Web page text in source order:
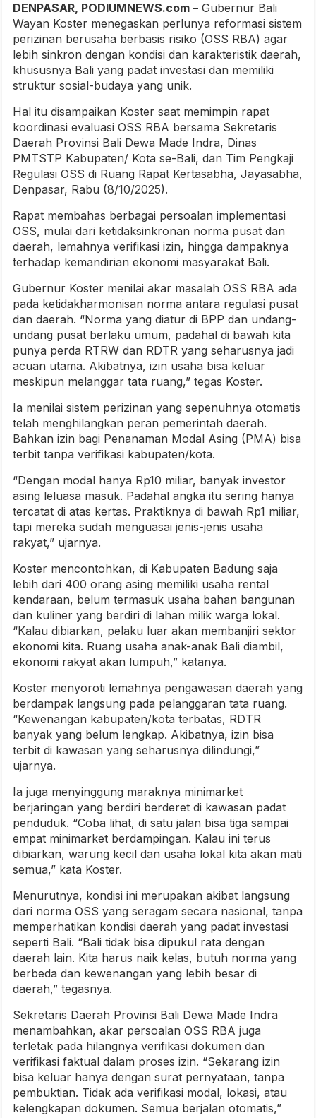
DENPASAR, PODIUMNEWS.com – Gubernur Bali
Wayan Koster menegaskan perlunya reformasi sistem
perizinan berusaha berbasis risiko (OSS RBA) agar
lebih sinkron dengan kondisi dan karakteristik daerah,
khususnya Bali yang padat investasi dan memiliki
struktur sosial-budaya yang unik.
Hal itu disampaikan Koster saat memimpin rapat
koordinasi evaluasi OSS RBA bersama Sekretaris
Daerah Provinsi Bali Dewa Made Indra, Dinas
PMTSTP Kabupaten/ Kota se-Bali, dan Tim Pengkaji
Regulasi OSS di Ruang Rapat Kertasabha, Jayasabha,
Denpasar, Rabu (8/10/2025).
Rapat membahas berbagai persoalan implementasi
OSS, mulai dari ketidaksinkronan norma pusat dan
daerah, lemahnya verifikasi izin, hingga dampaknya
terhadap kemandirian ekonomi masyarakat Bali.
Gubernur Koster menilai akar masalah OSS RBA ada
pada ketidakharmonisan norma antara regulasi pusat
dan daerah. “Norma yang diatur di BPP dan undang-
undang pusat berlaku umum, padahal di bawah kita
punya perda RTRW dan RDTR yang seharusnya jadi
acuan utama. Akibatnya, izin usaha bisa keluar
meskipun melanggar tata ruang,” tegas Koster.
Ia menilai sistem perizinan yang sepenuhnya otomatis
telah menghilangkan peran pemerintah daerah.
Bahkan izin bagi Penanaman Modal Asing (PMA) bisa
terbit tanpa verifikasi kabupaten/kota.
“Dengan modal hanya Rp10 miliar, banyak investor
asing leluasa masuk. Padahal angka itu sering hanya
tercatat di atas kertas. Praktiknya di bawah Rp1 miliar,
tapi mereka sudah menguasai jenis-jenis usaha
rakyat,” ujarnya.
Koster mencontohkan, di Kabupaten Badung saja
lebih dari 400 orang asing memiliki usaha rental
kendaraan, belum termasuk usaha bahan bangunan
dan kuliner yang berdiri di lahan milik warga lokal.
“Kalau dibiarkan, pelaku luar akan membanjiri sektor
ekonomi kita. Ruang usaha anak-anak Bali diambil,
ekonomi rakyat akan lumpuh,” katanya.
Koster menyoroti lemahnya pengawasan daerah yang
berdampak langsung pada pelanggaran tata ruang.
“Kewenangan kabupaten/kota terbatas, RDTR
banyak yang belum lengkap. Akibatnya, izin bisa
terbit di kawasan yang seharusnya dilindungi,”
ujarnya.
Ia juga menyinggung maraknya minimarket
berjaringan yang berdiri berderet di kawasan padat
penduduk. “Coba lihat, di satu jalan bisa tiga sampai
empat minimarket berdampingan. Kalau ini terus
dibiarkan, warung kecil dan usaha lokal kita akan mati
semua,” kata Koster.
Menurutnya, kondisi ini merupakan akibat langsung
dari norma OSS yang seragam secara nasional, tanpa
memperhatikan kondisi daerah yang padat investasi
seperti Bali. “Bali tidak bisa dipukul rata dengan
daerah lain. Kita harus naik kelas, butuh norma yang
berbeda dan kewenangan yang lebih besar di
daerah,” tegasnya.
Sekretaris Daerah Provinsi Bali Dewa Made Indra
menambahkan, akar persoalan OSS RBA juga
terletak pada hilangnya verifikasi dokumen dan
verifikasi faktual dalam proses izin. “Sekarang izin
bisa keluar hanya dengan surat pernyataan, tanpa
pembuktian. Tidak ada verifikasi modal, lokasi, atau
kelengkapan dokumen. Semua berjalan otomatis,”